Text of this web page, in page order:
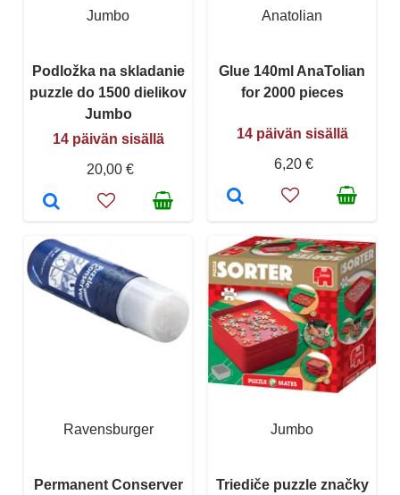
Jumbo
Podložka na skladanie
puzzle do 1500 dielikov
Jumbo
14 päivän sisällä
20,00 €
Anatolian
Glue 140ml AnaTolian
for 2000 pieces
14 päivän sisällä
6,20 €
Ravensburger
Permanent Conserver
Jumbo
Triediče puzzle značky